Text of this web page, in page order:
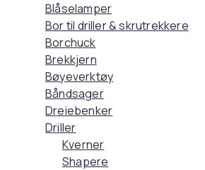
Blåselamper
Bor til driller & skrutrekkere
Borchuck
Brekkjern
Bøyeverktøy
Båndsager
Dreiebenker
Driller
Kverner
Shapere